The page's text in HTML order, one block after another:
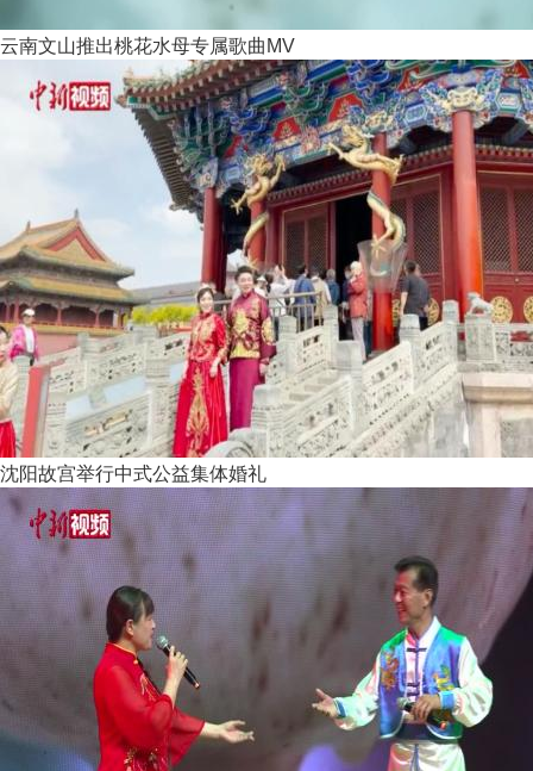
云南文山推出桃花水母专属歌曲MV
沈阳故宫举行中式公益集体婚礼